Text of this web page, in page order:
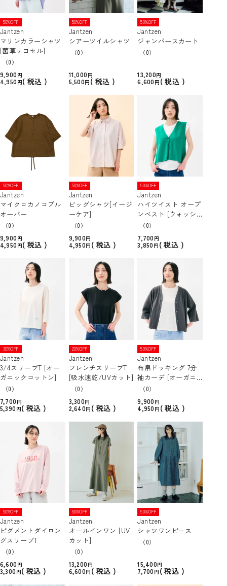
50%OFF
Jantzen
マリンカラーシャツ
[菌草リヨセル]
（0）
9,900
4,950
税込
50%OFF
Jantzen
シアーツイルシャツ
（0）
11,000
5,500
税込
50%OFF
Jantzen
ジャンパースカート
（0）
13,200
6,600
税込
50%OFF
Jantzen
マイクロカノコプル
オーバー
（0）
9,900
4,950
税込
50%OFF
Jantzen
ビッグシャツ[イージ
ーケア]
（0）
9,900
4,950
税込
50%OFF
Jantzen
ハイツイスト オープ
ンベスト [ウォッシ
ャブル]
（0）
7,700
3,850
税込
30%OFF
Jantzen
3/4スリーブT [オー
ガニックコットン]
（0）
7,700
5,390
税込
20%OFF
Jantzen
フレンチスリーブT
[吸水速乾/UVカット]
（0）
3,300
2,640
税込
50%OFF
Jantzen
布帛ドッキング 7分
袖カーデ [オーガニ
ックコットン]
（0）
9,900
4,950
税込
50%OFF
Jantzen
ピグメントダイロン
グスリーブT
（0）
6,600
3,300
税込
50%OFF
Jantzen
オールインワン [UV
カット]
（0）
13,200
6,600
税込
50%OFF
Jantzen
シャツワンピース
（0）
15,400
7,700
税込